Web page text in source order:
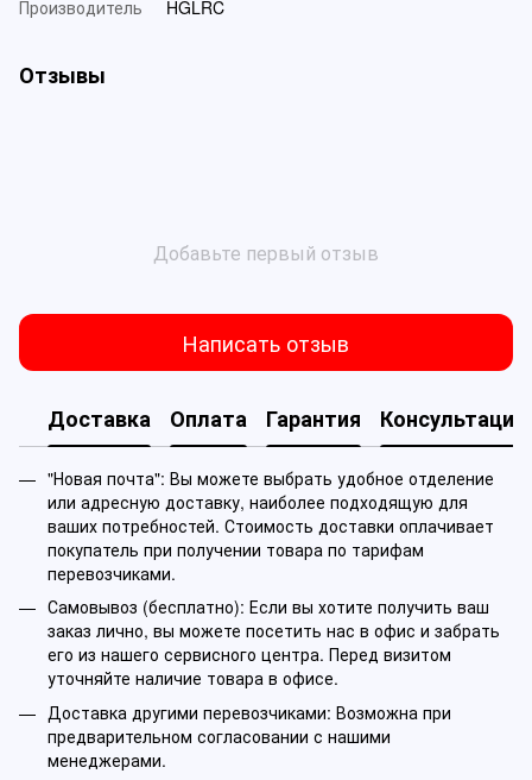
Производитель HGLRC
Отзывы
Добавьте первый отзыв
Написать отзыв
Доставка Оплата Гарантия Консультация
"Новая почта": Вы можете выбрать удобное отделение
или адресную доставку, наиболее подходящую для
ваших потребностей. Стоимость доставки оплачивает
покупатель при получении товара по тарифам
перевозчиками.
Самовывоз (бесплатно): Если вы хотите получить ваш
заказ лично, вы можете посетить нас в офис и забрать
его из нашего сервисного центра. Перед визитом
уточняйте наличие товара в офисе.
Доставка другими перевозчиками: Возможна при
предварительном согласовании с нашими
менеджерами.